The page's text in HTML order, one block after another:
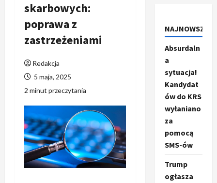
skarbowych:
poprawa z
zastrzeżeniami
Redakcja
5 maja, 2025
2 minut przeczytania
NAJNOWSZE
Absurdaln
a
sytuacja!
Kandydat
ów do KRS
wyłaniano
za
pomocą
SMS-ów
Trump
ogłasza